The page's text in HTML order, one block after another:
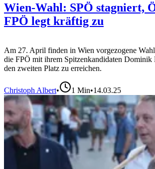
Wien-Wahl: SPÖ stagniert,
FPÖ legt kräftig zu
Am 27. April finden in Wien vorgezogene
die FPÖ mit ihrem Spitzenkandidaten Dominik
den zweiten Platz zu erreichen.
Christoph Albert• 1 Min•14.03.25